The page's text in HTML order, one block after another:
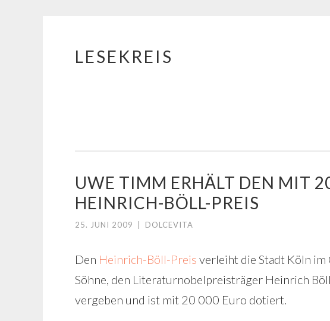
Springe
LESEKREIS
UWE TIMM ERHÄLT DEN MIT
HEINRICH-BÖLL-PREIS
25. JUNI 2009 DOLCEVITA
Den Heinrich-Böll-Preis verleiht die Stadt Köln
Söhne, den Literaturnobelpreisträger Heinrich
vergeben und ist mit 20 000 Euro dotiert.